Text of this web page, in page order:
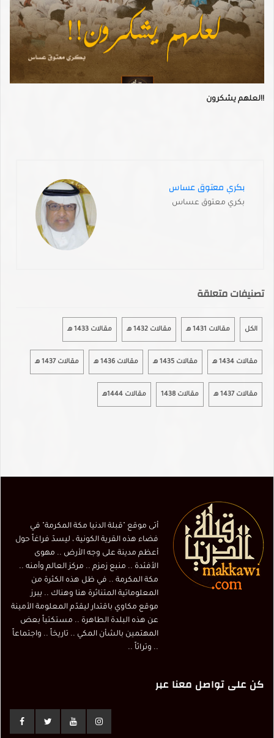
لعلهم يشكرون!!
بكري معتوق عساس
بكري معتوق عساس
تصنيفات متعلقة
الكل مقالات 1431 هـ مقالات 1432 هـ مقالات 1433 هـ
مقالات 1434 هـ مقالات 1435 هـ مقالات 1436 هـ مقالات 1437 هـ
مقالات 1437 هـ مقالات 1438 مقالات 1444هـ
أتى موقع "قبلة الدنيا مكة المكرمة" في
فضاء هذه القرية الكونية ، ليسدّ فراغاً حول
أعظم مدينة على وجه الأرض .. مهوى
الأفئدة .. منبع زمزم .. مركز العالم وأمنه ..
مكة المكرمة .. في ظل هذه الكثرة من
المعلوماتية المتناثرة هنا وهناك .. يبرز
موقع مكاوي باقتدار ليقدّم المعلومة الأمينة
عن هذه البلدة الطاهرة .. مستكتباً بعض
المهتمين بالشأن المكي .. تاريخاً .. واجتماعاً
.. وتراثاً ..
كن على تواصل معنا عبر